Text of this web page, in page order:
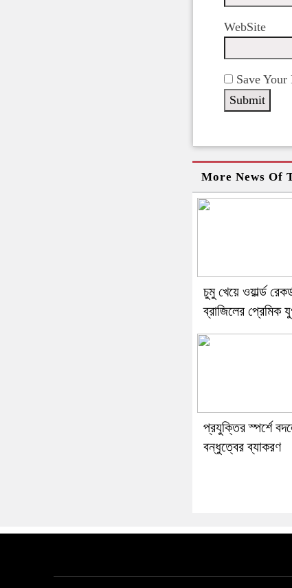
WebSite
Save
More News Of
চুমু খেয়ে ওয়ার্ল্ড
ব্রাজিলের প্রেমিক
প্রযুক্তির স্পর্শে
বন্ধুত্বের ব্যাকরণ